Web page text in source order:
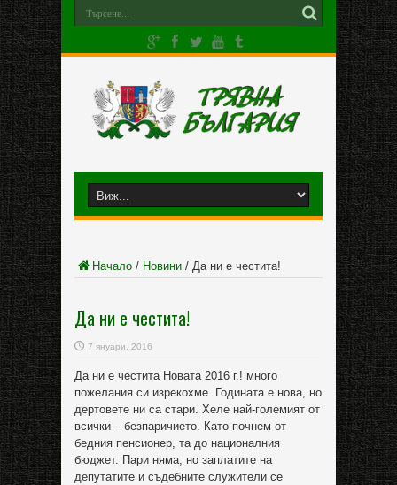
Начало / Новини / Да ни е честита!
Да ни е честита!
7 януари, 2016
Да ни е честита Новата 2016 г.! много
пожелания си изрекохме. Годината е нова, но
дертовете ни са стари. Хеле най-големият от
всички – безпаричието. Като почнем от
бедния пенсионер, та до националния
бюджет. Пари няма, но заплатите на
депутатите и съдебните служители се